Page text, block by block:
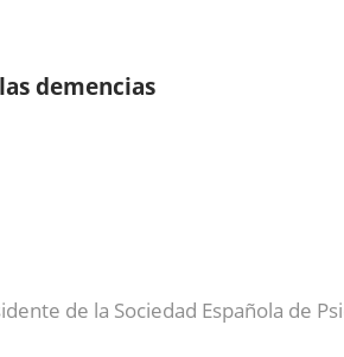
demencias
de la Sociedad Española de